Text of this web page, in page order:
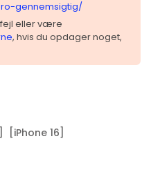
gennemsigtig/
eller være
, hvis du opdager noget,
[iPhone 16]